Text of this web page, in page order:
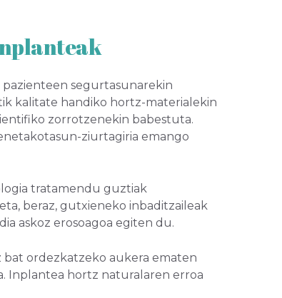
segurtasunarekin
kalitate handiko hortz-materialekin
zorrotzenekin babestuta.
ziurtagiria emango
tratamendu guztiak
beraz, gutxieneko inbaditzaileak
askoz erosoagoa egiten du.
ordezkatzeko aukera ematen
Inplantea hortz naturalaren erroa